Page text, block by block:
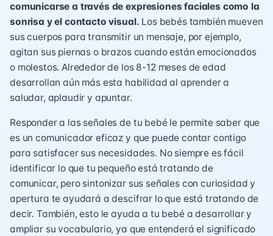
comunicarse a través de expresiones faciales como la
sonrisa y el contacto visual. Los bebés también mueven
sus cuerpos para transmitir un mensaje, por ejemplo,
agitan sus piernas o brazos cuando están emocionados
o molestos. Alrededor de los 8-12 meses de edad
desarrollan aún más esta habilidad al aprender a
saludar, aplaudir y apuntar.
Responder a las señales de tu bebé le permite saber que
es un comunicador eficaz y que puede contar contigo
para satisfacer sus necesidades. No siempre es fácil
identificar lo que tu pequeño está tratando de
comunicar, pero sintonizar sus señales con curiosidad y
apertura te ayudará a descifrar lo que está tratando de
decir. También, esto le ayuda a tu bebé a desarrollar y
ampliar su vocabulario, ya que entenderá el significado